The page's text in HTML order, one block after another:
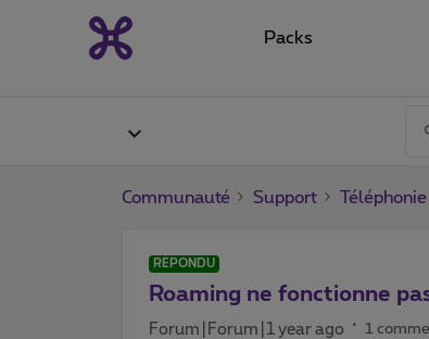
Packs
Communauté Support
RÉPONDU
Roaming ne fonctionne
Forum|Forum|1 year ago 1